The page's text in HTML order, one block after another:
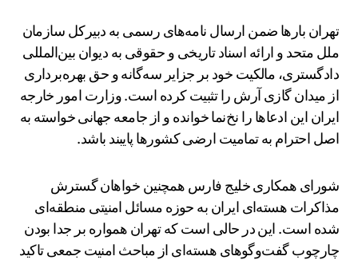
تهران بارها ضمن ارسال نامه‌های رسمی به دبیرکل سازمان
ملل متحد و ارائه اسناد تاریخی و حقوقی به دیوان بین‌المللی
دادگستری، مالکیت خود بر جزایر سه‌گانه و حق بهره‌برداری
از میدان گازی آرش را تثبیت کرده است. وزارت امور خارجه
ایران این ادعاها را نخ‌نما خوانده و از جامعه جهانی خواسته به
اصل احترام به تمامیت ارضی کشورها پایبند باشد.
شورای همکاری خلیج فارس همچنین خواهان گسترش
مذاکرات هسته‌ای ایران به حوزه مسائل امنیتی منطقه‌ای
شده است. این در حالی است که تهران همواره بر جدا بودن
چارچوب گفت‌وگوهای هسته‌ای از مباحث امنیت جمعی تاکید